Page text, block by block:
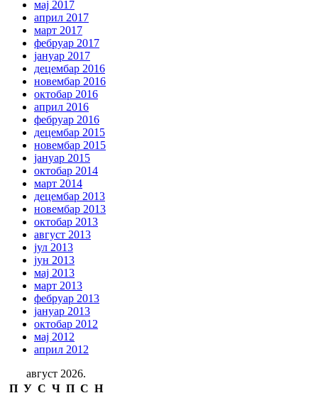
мај 2017
април 2017
март 2017
фебруар 2017
јануар 2017
децембар 2016
новембар 2016
октобар 2016
април 2016
фебруар 2016
децембар 2015
новембар 2015
јануар 2015
октобар 2014
март 2014
децембар 2013
новембар 2013
октобар 2013
август 2013
јул 2013
јун 2013
мај 2013
март 2013
фебруар 2013
јануар 2013
октобар 2012
мај 2012
април 2012
август 2026.
П У С Ч П С Н